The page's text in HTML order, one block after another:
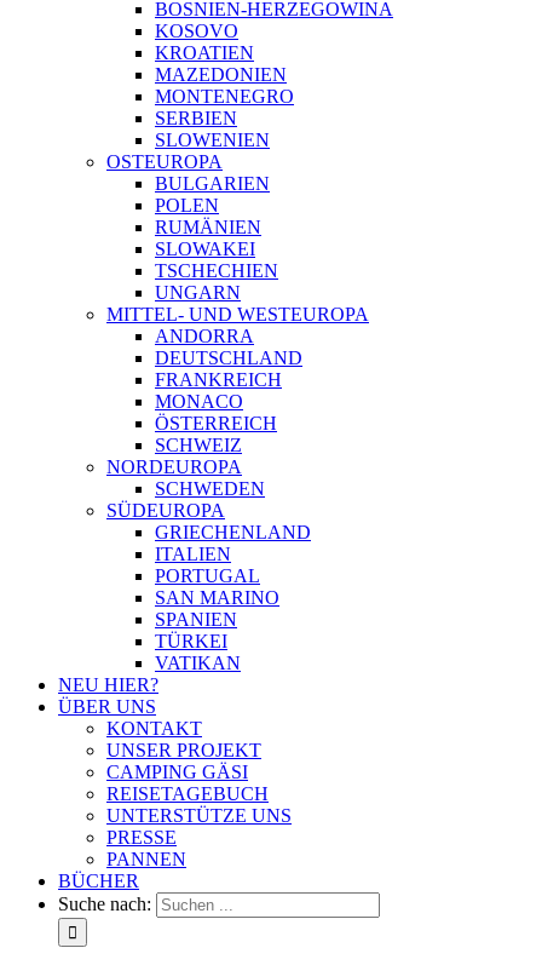
BOSNIEN-HERZEGOWINA
KOSOVO
KROATIEN
MAZEDONIEN
MONTENEGRO
SERBIEN
SLOWENIEN
OSTEUROPA
BULGARIEN
POLEN
RUMÄNIEN
SLOWAKEI
TSCHECHIEN
UNGARN
MITTEL- UND WESTEUROPA
ANDORRA
DEUTSCHLAND
FRANKREICH
MONACO
ÖSTERREICH
SCHWEIZ
NORDEUROPA
SCHWEDEN
SÜDEUROPA
GRIECHENLAND
ITALIEN
PORTUGAL
SAN MARINO
SPANIEN
TÜRKEI
VATIKAN
NEU HIER?
ÜBER UNS
KONTAKT
UNSER PROJEKT
CAMPING GÄSI
REISETAGEBUCH
UNTERSTÜTZE UNS
PRESSE
PANNEN
BÜCHER
Suche nach: